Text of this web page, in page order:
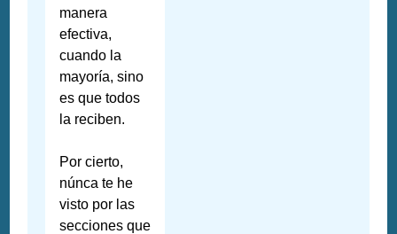
manera
efectiva,
cuando la
mayoría, sino
es que todos
la reciben.
Por cierto,
núnca te he
visto por las
secciones que